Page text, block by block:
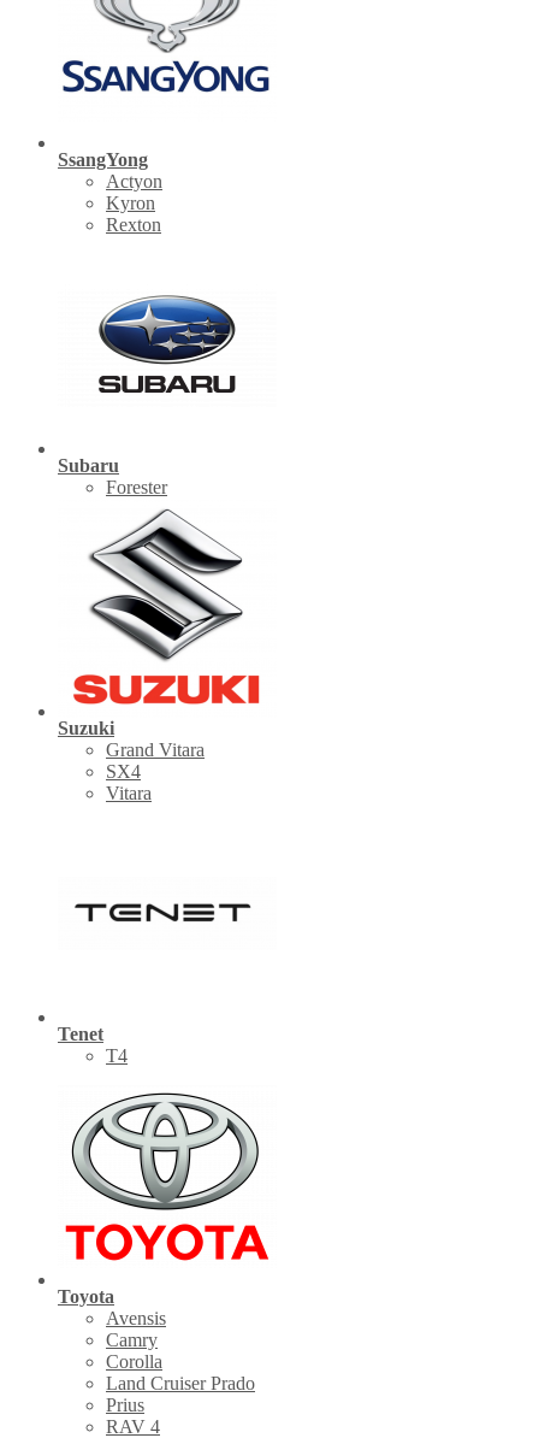
SsangYong
Actyon
Kyron
Rexton
Subaru
Forester
Suzuki
Grand Vitara
SX4
Vitara
Tenet
Т4
Toyota
Avensis
Camry
Corolla
Land Cruiser Prado
Prius
RAV 4